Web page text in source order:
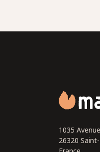
1035
26320